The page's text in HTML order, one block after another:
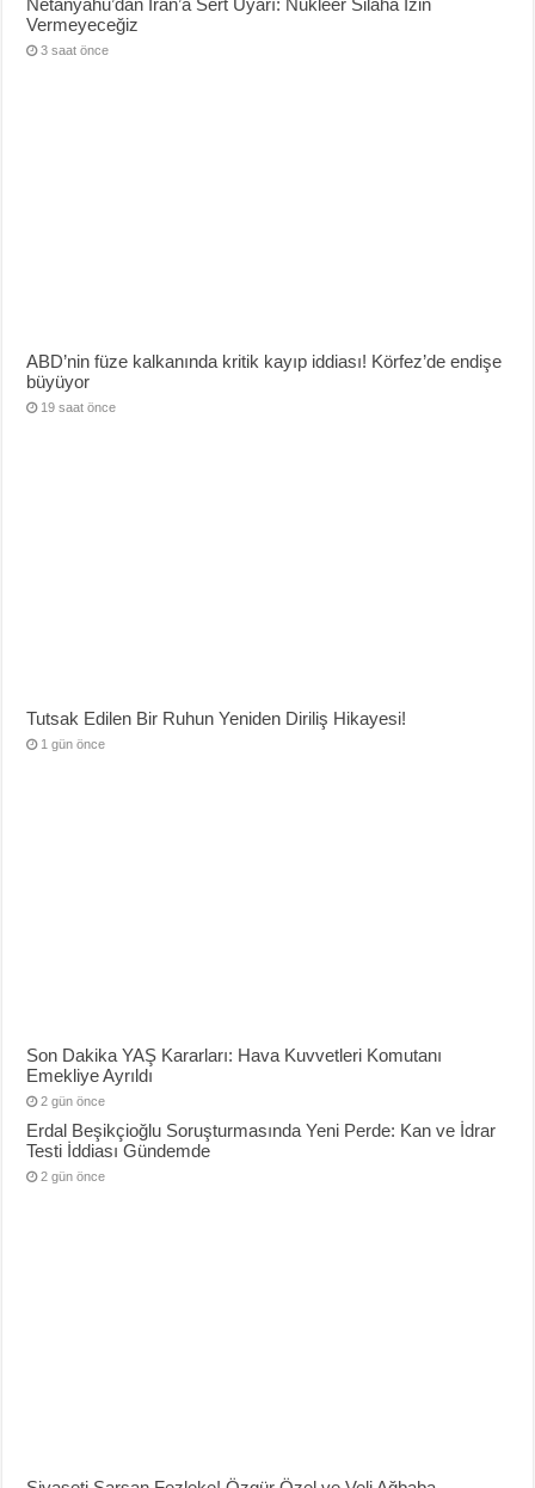
Netanyahu’dan İran’a Sert Uyarı: Nükleer Silaha İzin
Vermeyeceğiz
3 saat önce
ABD’nin füze kalkanında kritik kayıp iddiası! Körfez’de endişe
büyüyor
19 saat önce
Tutsak Edilen Bir Ruhun Yeniden Diriliş Hikayesi!
1 gün önce
Son Dakika YAŞ Kararları: Hava Kuvvetleri Komutanı
Emekliye Ayrıldı
2 gün önce
Erdal Beşikçioğlu Soruşturmasında Yeni Perde: Kan ve İdrar
Testi İddiası Gündemde
2 gün önce